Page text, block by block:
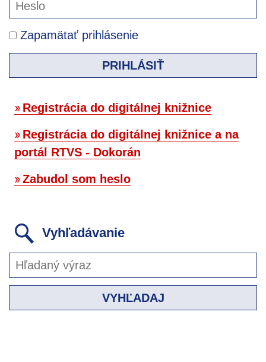
Zapamätať prihlásenie
PRIHLÁSIŤ
Registrácia do digitálnej knižnice
Registrácia do digitálnej knižnice a na
portál RTVS - Dokorán
Zabudol som heslo
Vyhľadávanie
VYHĽADAJ